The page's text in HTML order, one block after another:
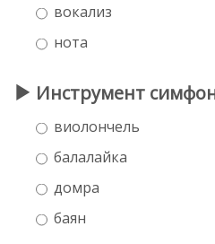
вокализ
нота
Инструмент
виолончель
балалайка
домра
баян